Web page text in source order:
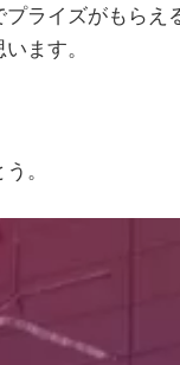
ライズがもらえ
ます。
。